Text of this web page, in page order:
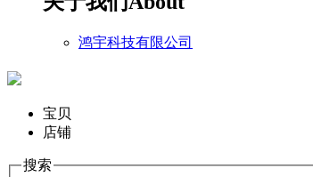
鸿宇科技有限公司
宝贝
店铺
搜索